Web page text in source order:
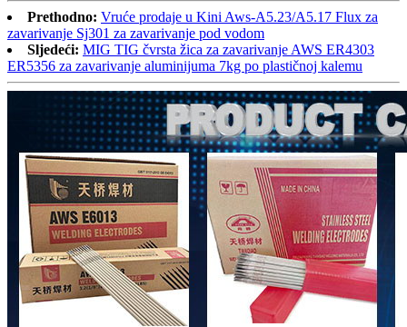
Prethodno: Vruće prodaje u Kini Aws-A5.23/A5.17 Flux za
zavarivanje Sj301 za zavarivanje pod vodom
Sljedeći: MIG TIG čvrsta žica za zavarivanje AWS ER4303
ER5356 za zavarivanje aluminijuma 7kg po plastičnoj kalemu